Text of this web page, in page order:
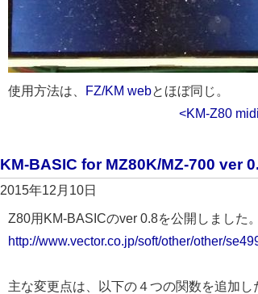
使用方法は、 FZ/KM webとほぼ同じ。
<KM-Z80
KM-BASIC for MZ80K/MZ-700 ver
2015年12月10日
Z80用KM-BASICのver 0.8を公開しました。
http://www.vector.co.jp/soft/other/other/
主な変更点は、以下の４つの関数を追加し